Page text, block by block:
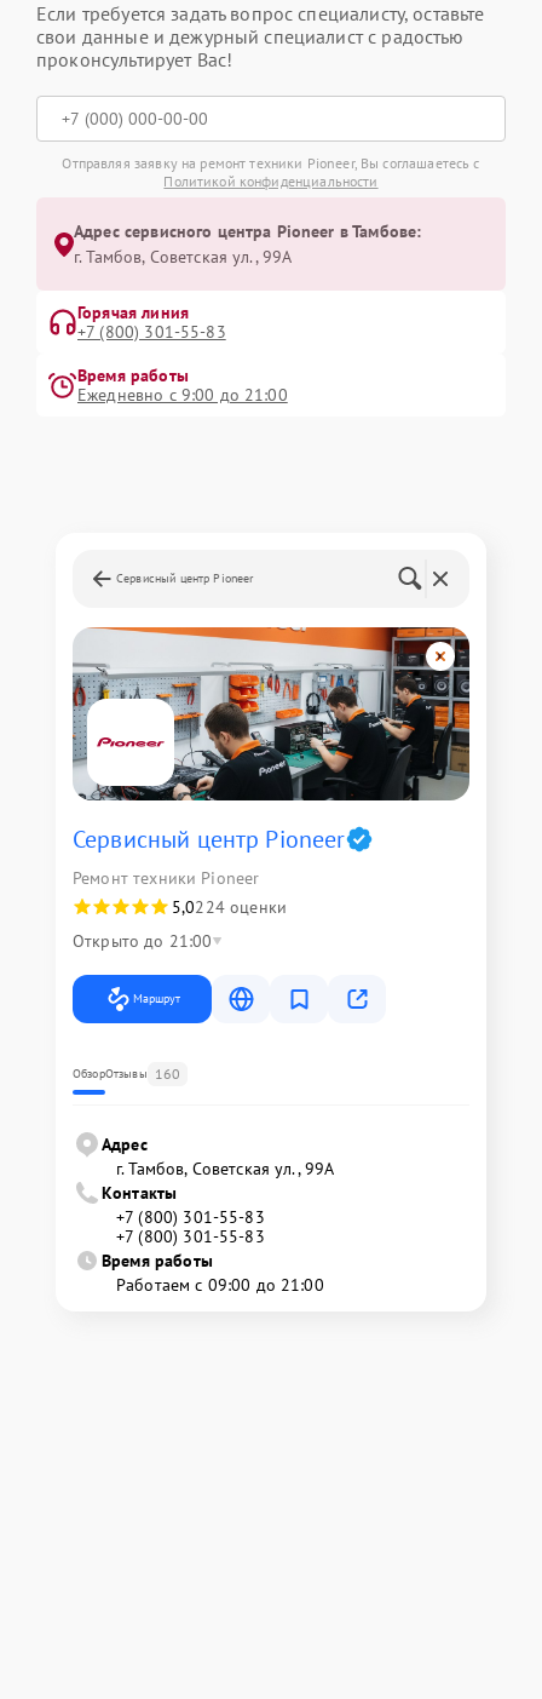
Если требуется задать вопрос специалисту, оставьте
свои данные и дежурный специалист с радостью
проконсультирует Вас!
Отправляя заявку на ремонт техники Pioneer, Вы соглашаетесь с
Политикой конфиденциальности
Адрес сервисного центра Pioneer в Тамбове:
г. Тамбов, Советская ул., 99А
Горячая линия
+7 (800) 301-55-83
Время работы
Ежедневно с 9:00 до 21:00
Сервисный центр Pioneer
Сервисный центр Pioneer
Ремонт техники Pioneer
5,0224 оценки
Открыто до 21:00
Маршрут
ОбзорОтзывы 160
Адрес
г. Тамбов, Советская ул., 99А
Контакты
+7 (800) 301-55-83
+7 (800) 301-55-83
Время работы
Работаем с 09:00 до 21:00